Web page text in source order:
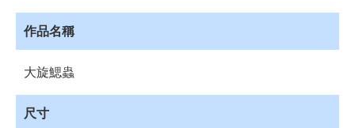
管
作品名稱
大旋鰓蟲
尺寸